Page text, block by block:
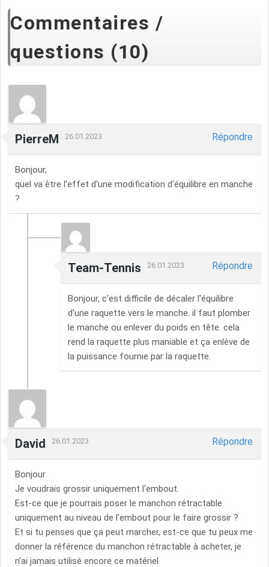
Commentaires /
questions (10)
PierreM 26.01.2023 Répondre
Bonjour,
quel va être l'effet d'une modification d'équilibre en manche
?
Team-Tennis 26.01.2023 Répondre
Bonjour, c'est difficile de décaler l'équilibre
d'une raquette vers le manche. il faut plomber
le manche ou enlever du poids en tête. cela
rend la raquette plus maniable et ça enlève de
la puissance fournie par la raquette.
David 26.01.2023 Répondre
Bonjour
Je voudrais grossir uniquement l'embout.
Est-ce que je pourrais poser le manchon rétractable
uniquement au niveau de l'embout pour le faire grossir ?
Et si tu penses que ça peut marcher, est-ce que tu peux me
donner la référence du manchon rétractable à acheter, je
n'ai jamais utilisé encore ce matériel